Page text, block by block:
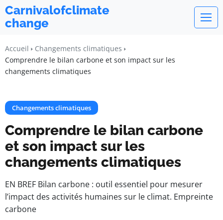
Carnivalofclimate
change
Accueil
Changements climatiques
Comprendre le bilan carbone et son impact sur les
changements climatiques
Changements climatiques
Comprendre le bilan carbone
et son impact sur les
changements climatiques
EN BREF Bilan carbone : outil essentiel pour mesurer
l’impact des activités humaines sur le climat. Empreinte
carbone